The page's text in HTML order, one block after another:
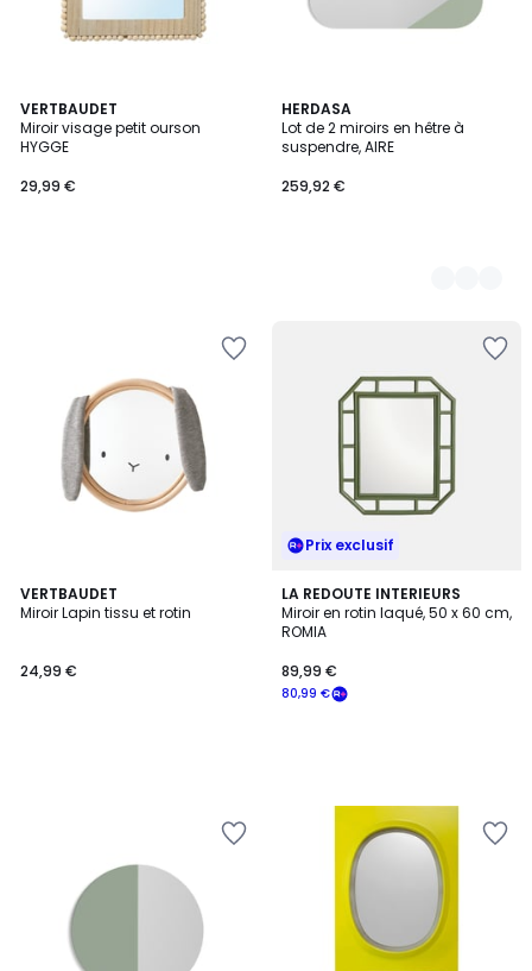
VERTBAUDET
Miroir visage petit ourson
HYGGE
29,99 €
HERDASA
Lot de 2 miroirs en hêtre à
suspendre, AIRE
259,92 €
10
Couleurs
VERTBAUDET
Miroir Lapin tissu et rotin
24,99 €
Prix exclusif
LA REDOUTE INTERIEURS
Miroir en rotin laqué, 50 x 60 cm,
ROMIA
80,99 €
89,99 €